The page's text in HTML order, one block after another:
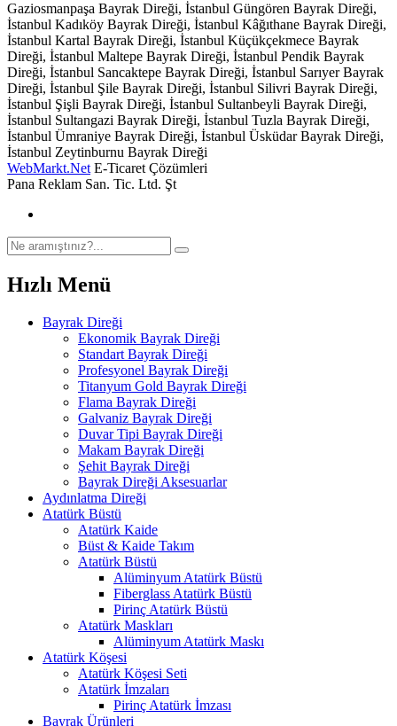
Gaziosmanpaşa Bayrak Direği, İstanbul Güngören Bayrak Direği,
İstanbul Kadıköy Bayrak Direği, İstanbul Kâğıthane Bayrak Direği,
İstanbul Kartal Bayrak Direği, İstanbul Küçükçekmece Bayrak
Direği, İstanbul Maltepe Bayrak Direği, İstanbul Pendik Bayrak
Direği, İstanbul Sancaktepe Bayrak Direği, İstanbul Sarıyer Bayrak
Direği, İstanbul Şile Bayrak Direği, İstanbul Silivri Bayrak Direği,
İstanbul Şişli Bayrak Direği, İstanbul Sultanbeyli Bayrak Direği,
İstanbul Sultangazi Bayrak Direği, İstanbul Tuzla Bayrak Direği,
İstanbul Ümraniye Bayrak Direği, İstanbul Üsküdar Bayrak Direği,
İstanbul Zeytinburnu Bayrak Direği
WebMarkt.Net E-Ticaret Çözümleri
Pana Reklam San. Tic. Ltd. Şt
Hızlı Menü
Bayrak Direği
Ekonomik Bayrak Direği
Standart Bayrak Direği
Profesyonel Bayrak Direği
Titanyum Gold Bayrak Direği
Flama Bayrak Direği
Galvaniz Bayrak Direği
Duvar Tipi Bayrak Direği
Makam Bayrak Direği
Şehit Bayrak Direği
Bayrak Direği Aksesuarlar
Aydınlatma Direği
Atatürk Büstü
Atatürk Kaide
Büst & Kaide Takım
Atatürk Büstü
Alüminyum Atatürk Büstü
Fiberglass Atatürk Büstü
Pirinç Atatürk Büstü
Atatürk Maskları
Alüminyum Atatürk Maskı
Atatürk Köşesi
Atatürk Köşesi Seti
Atatürk İmzaları
Pirinç Atatürk İmzası
Bayrak Ürünleri